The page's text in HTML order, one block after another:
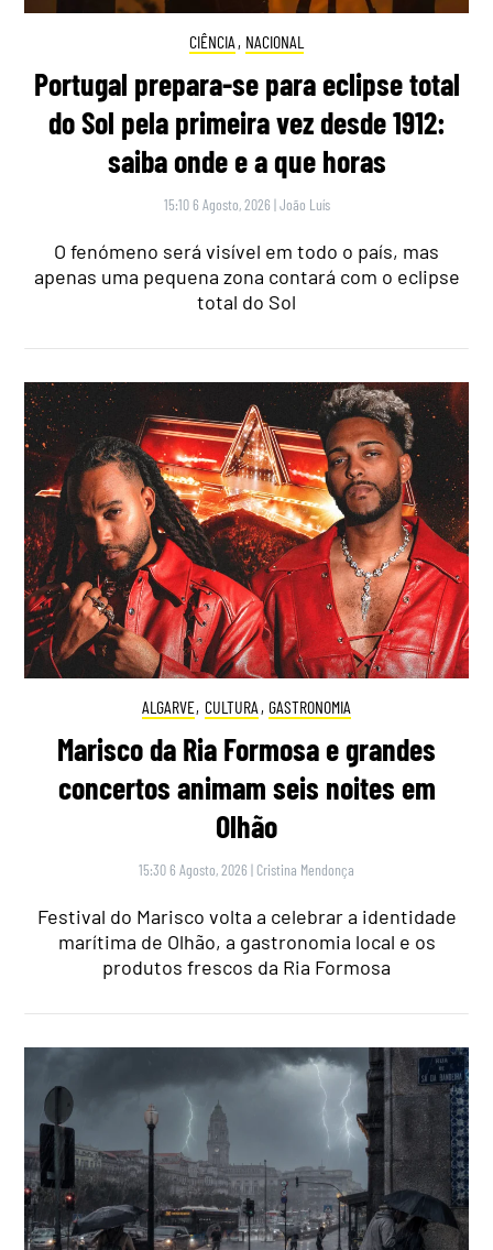
CIÊNCIA , NACIONAL
Portugal prepara-se para eclipse total
do Sol pela primeira vez desde 1912:
saiba onde e a que horas
15:10 6 Agosto, 2026 |João Luís
O fenómeno será visível em todo o país, mas
apenas uma pequena zona contará com o eclipse
total do Sol
ALGARVE, CULTURA , GASTRONOMIA
Marisco da Ria Formosa e grandes
concertos animam seis noites em
Olhão
15:30 6 Agosto, 2026 | Cristina Mendonça
Festival do Marisco volta a celebrar a identidade
marítima de Olhão, a gastronomia local e os
produtos frescos da Ria Formosa